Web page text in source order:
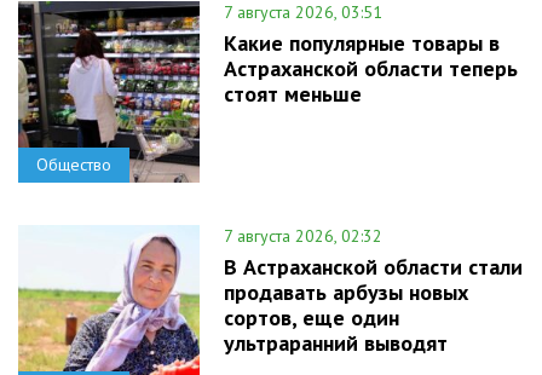
Общество
7 августа 2026, 03:51
Какие популярные товары в
Астраханской области теперь
стоят меньше
7 августа 2026, 02:32
В Астраханской области стали
продавать арбузы новых
сортов, еще один
ультраранний выводят